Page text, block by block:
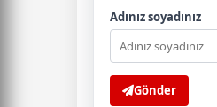
Adınız soyadınız
Gönder